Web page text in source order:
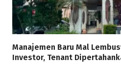
Manajemen Baru Mal
Investor, Tenant